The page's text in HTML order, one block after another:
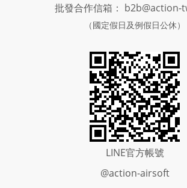
批發合作信箱： b2b@action-
（國定假日及例假日公休）
LINE官方帳號
@action-airsoft